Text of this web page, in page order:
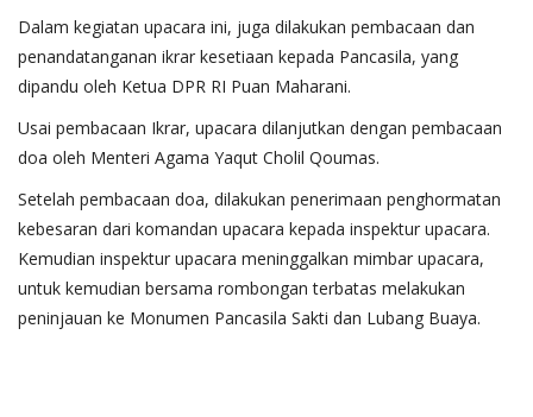
Dalam kegiatan upacara ini, juga dilakukan pembacaan dan
penandatanganan ikrar kesetiaan kepada Pancasila, yang
dipandu oleh Ketua DPR RI Puan Maharani.
Usai pembacaan Ikrar, upacara dilanjutkan dengan pembacaan
doa oleh Menteri Agama Yaqut Cholil Qoumas.
Setelah pembacaan doa, dilakukan penerimaan penghormatan
kebesaran dari komandan upacara kepada inspektur upacara.
Kemudian inspektur upacara meninggalkan mimbar upacara,
untuk kemudian bersama rombongan terbatas melakukan
peninjauan ke Monumen Pancasila Sakti dan Lubang Buaya.